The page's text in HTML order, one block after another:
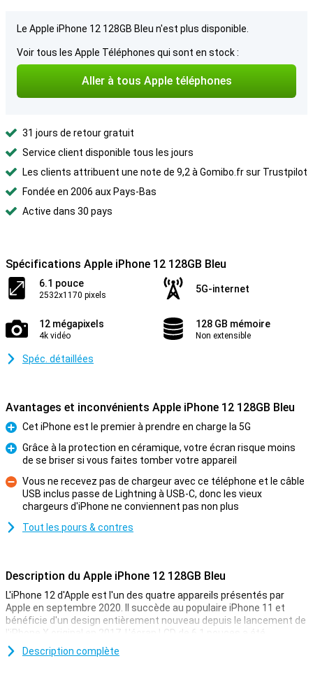
Le Apple iPhone 12 128GB Bleu n'est plus disponible.
Voir tous les Apple Téléphones qui sont en stock :
Aller à tous Apple téléphones
31 jours de retour gratuit
Service client disponible tous les jours
Les clients attribuent une note de 9,2 à Gomibo.fr sur Trustpilot
Fondée en 2006 aux Pays-Bas
Active dans 30 pays
Spécifications Apple iPhone 12 128GB Bleu
6.1 pouce
2532x1170 pixels
5G-internet
12 mégapixels
4k vidéo
128 GB mémoire
Non extensible
Spéc. détaillées
Avantages et inconvénients Apple iPhone 12 128GB Bleu
Pour
Cet iPhone est le premier à prendre en charge la 5G
Pour
Grâce à la protection en céramique, votre écran risque moins
de se briser si vous faites tomber votre appareil
Contre
Vous ne recevez pas de chargeur avec ce téléphone et le câble
USB inclus passe de Lightning à USB-C, donc les vieux
chargeurs d'iPhone ne conviennent pas non plus
Tout les pours & contres
Description du Apple iPhone 12 128GB Bleu
L'iPhone 12 d'Apple est l'un des quatre appareils présentés par
Apple en septembre 2020. Il succède au populaire iPhone 11 et
bénéficie d'un design entièrement nouveau depuis le lancement de
l'iPhone X original en 2017. L'écran LCD de 6,1 pouces a été
remplacé par un écran à technologie oled, où les différents
capteurs permettant d'utiliser la reconnaissance faciale Face ID
Description complète